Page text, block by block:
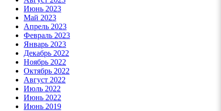
Июнь 2023
Май 2023
Апрель 2023
Февраль 2023
Январь 2023
Декабрь 2022
Ноябрь 2022
Октябрь 2022
Август 2022
Июль 2022
Июнь 2022
Июнь 2019